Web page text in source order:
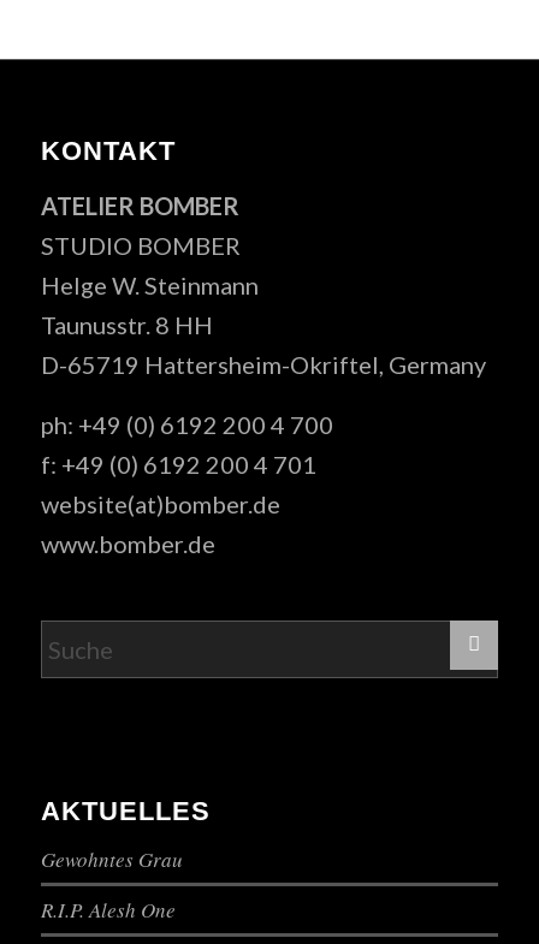
KONTAKT
ATELIER BOMBER
STUDIO BOMBER
Helge W. Steinmann
Taunusstr. 8 HH
D-65719 Hattersheim-Okriftel, Germany
ph: +49 (0) 6192 200 4 700
f: +49 (0) 6192 200 4 701
website(at)bomber.de
www.bomber.de
AKTUELLES
Gewohntes Grau
R.I.P. Alesh One